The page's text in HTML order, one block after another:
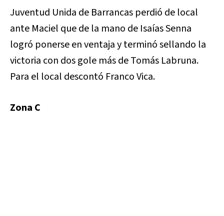
Juventud Unida de Barrancas perdió de local
ante Maciel que de la mano de Isaías Senna
logró ponerse en ventaja y terminó sellando la
victoria con dos gole más de Tomás Labruna.
Para el local descontó Franco Vica.
Zona C